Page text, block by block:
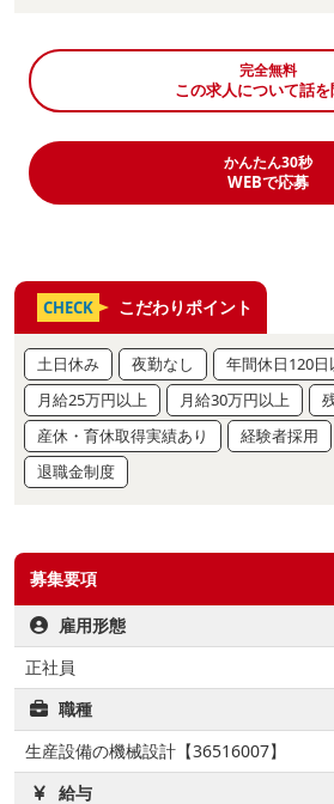
完全無料
この求人について話を
かんたん30秒
WEBで応募
CHECK こだわりポイント
土日休み 夜勤なし
年間休日120日
月給25万円以上
月給30万円以上
産休・育休取得実績あり
経験者採用
退職金制度
募集要項
雇用形態
正社員
職種
生産設備の機械設計【36516007】
給与